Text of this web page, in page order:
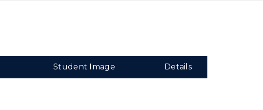
Student Image Details